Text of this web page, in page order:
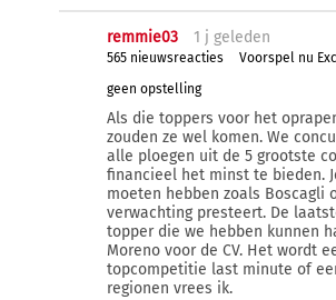
remmie03 1 j geleden
565 nieuwsreacties
Voorspel nu
geen opstelling
Als die toppers voor het
zouden ze wel komen. We
alle ploegen uit de 5 grootste
financieel het minst te bieden.
moeten hebben zoals Boscagli
verwachting presteert. De
topper die we hebben kunnen
Moreno voor de CV. Het wordt
topcompetitie last minute of
regionen vrees ik.